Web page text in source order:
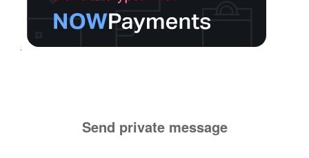
Send private message